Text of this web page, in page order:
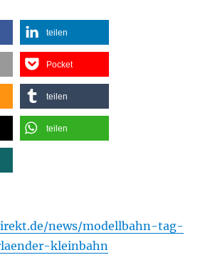
teilen
Pocket
teilen
teilen
news/modellbahn-tag-
kleinbahn